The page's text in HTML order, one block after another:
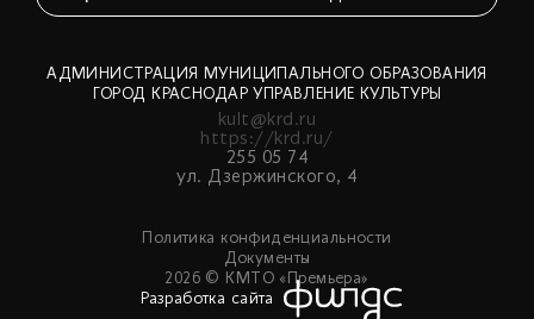
АДМИНИСТРАЦИЯ МУНИЦИПАЛЬНОГО ОБРАЗОВАНИЯ
ГОРОД КРАСНОДАР УПРАВЛЕНИЕ КУЛЬТУРЫ
kult@krd.ru
https://krd.ru/
255 05 74
ул. Дзержинского, 4
Политика конфиденциальности
Документы
2026 © КМТО «Премьера»
Разработка сайта